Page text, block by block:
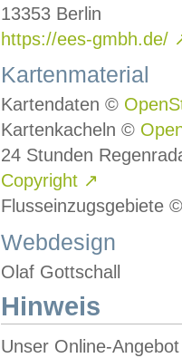
13353 Berlin
https://ees-gmbh.de/
Kartenmaterial
Kartendaten ©
Kartenkacheln ©
24 Stunden
Copyright ↗
Flusseinzugsgebiete
Webdesign
Olaf Gottschall
Hinweis
Unser Online-